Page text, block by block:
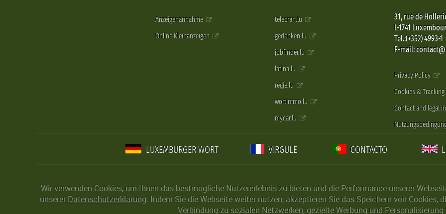
Anzeigenannahme
Online Kleinanzeigen
telecran.lu
gedenken.lu
jobfinder.lu
latina.lu
regie.lu
wortimmo.lu
mycar.lu
31, rue de
L-1741
Tel.:(+352) 4993-1
E-mail:
Privacy Policy
Cookies & Tracking
Contact and legal
LUXEMBURGER WORT VIRGULE CONTACTO
Wir verwenden Cookies, um Ihnen das bestmögliche Nutzererlebnis zu bieten und die Performance unserer
unserer Datenschutzerklärung. Indem Sie die Webseite weiter nutzen, akzeptieren Sie das Speichern von
Verbindung zu sozialen Netzwerken, gezielte Werbung und